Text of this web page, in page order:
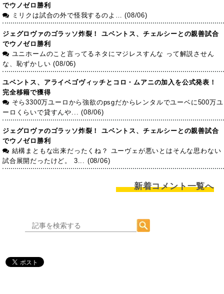
でウノゼロ勝利
ミリクは試合の外で怪我するのよ… (08/06)
ジェグロヴァのゴラッソ炸裂！ ユベントス、チェルシーとの親善試合
でウノゼロ勝利
ユニホームのこと言ってるネタにマジレスすんな って解説させん
な、恥ずかしい (08/06)
ユベントス、アライベゴヴィッチとコロ・ムアニの加入を公式発表！
完全移籍で獲得
そら3300万ユーロから強欲のpsgだからレンタルでユーベに500万ユ
ーロくらいで貸すんや... (08/06)
ジェグロヴァのゴラッソ炸裂！ ユベントス、チェルシーとの親善試合
でウノゼロ勝利
結構まともな出来だったくね？ ユーヴェが悪いとはそんな思わない
試合展開だったけど。 3... (08/06)
新着コメント一覧へ